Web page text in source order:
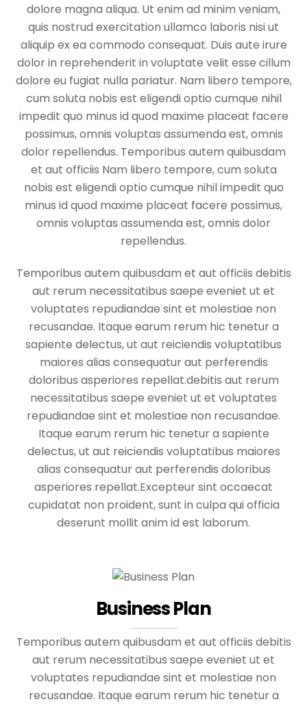
dolore magna aliqua. Ut enim ad minim veniam,
quis nostrud exercitation ullamco laboris nisi ut
aliquip ex ea commodo consequat. Duis aute irure
dolor in reprehenderit in voluptate velit esse cillum
dolore eu fugiat nulla pariatur. Nam libero tempore,
cum soluta nobis est eligendi optio cumque nihil
impedit quo minus id quod maxime placeat facere
possimus, omnis voluptas assumenda est, omnis
dolor repellendus. Temporibus autem quibusdam
et aut officiis Nam libero tempore, cum soluta
nobis est eligendi optio cumque nihil impedit quo
minus id quod maxime placeat facere possimus,
omnis voluptas assumenda est, omnis dolor
repellendus.
Temporibus autem quibusdam et aut officiis debitis
aut rerum necessitatibus saepe eveniet ut et
voluptates repudiandae sint et molestiae non
recusandae. Itaque earum rerum hic tenetur a
sapiente delectus, ut aut reiciendis voluptatibus
maiores alias consequatur aut perferendis
doloribus asperiores repellat.debitis aut rerum
necessitatibus saepe eveniet ut et voluptates
repudiandae sint et molestiae non recusandae.
Itaque earum rerum hic tenetur a sapiente
delectus, ut aut reiciendis voluptatibus maiores
alias consequatur aut perferendis doloribus
asperiores repellat.Excepteur sint occaecat
cupidatat non proident, sunt in culpa qui officia
deserunt mollit anim id est laborum.
Business Plan
Temporibus autem quibusdam et aut officiis debitis
aut rerum necessitatibus saepe eveniet ut et
voluptates repudiandae sint et molestiae non
recusandae. Itaque earum rerum hic tenetur a